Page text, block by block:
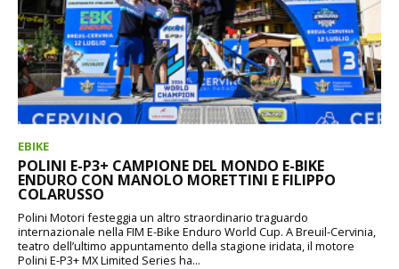
EBIKE
POLINI E-P3+ CAMPIONE DEL MONDO E-BIKE
ENDURO CON MANOLO MORETTINI E FILIPPO
COLARUSSO
Polini Motori festeggia un altro straordinario traguardo
internazionale nella FIM E-Bike Enduro World Cup. A Breuil-Cervinia,
teatro dell’ultimo appuntamento della stagione iridata, il motore
Polini E-P3+ MX Limited Series ha...